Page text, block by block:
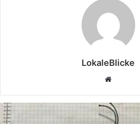
LokaleBlicke
Webseite